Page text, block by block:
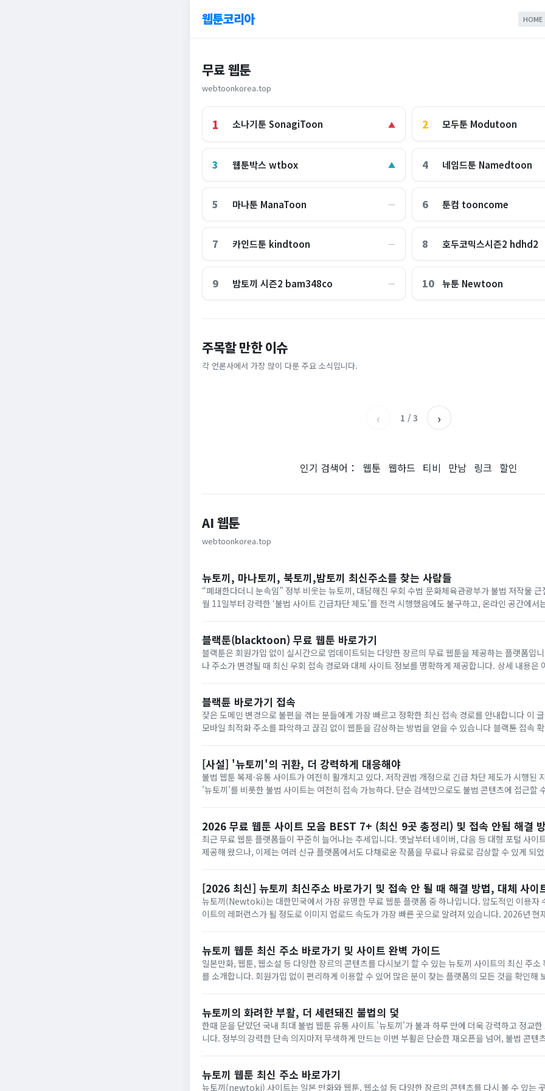
웹툰코리아 HOME
무료 웹툰
webtoonkorea.top
1 소나기툰 SonagiToon ▲ 2 모두툰 Modutoon
3 웹툰박스 wtbox ▲ 4 네임드툰 Namedtoon
5 마나툰 ManaToon ― 6 툰컴 tooncome
7 카인드툰 kindtoon ― 8 호두코믹스시즌2 hdhd2
9 밤토끼 시즌2 bam348co ― 10 뉴툰 Newtoon
주목할 만한 이슈
각 언론사에서 가장 많이 다룬 주요 소식입니다.
총리 영상에 "대체 뭐냐" 발칵‥日 배우도 "미친 짓"
MBC
“내 주식 진짜 상폐돼?” 마지막 경고장 ‘68건’ 무더
기 속출…주주들도 조마조마 [투자360]
‹ 1 / 3 ›
인기 검색어： 웹툰 웹하드 티비 만남 링크 할인
AI 웹툰
webtoonkorea.top
뉴토끼, 마나토끼, 북토끼,밤토끼 최신주소를 찾는 사람들
“폐쇄한다더니 눈속임” 정부 비웃는 뉴토끼, 대담해진 우회 수법 문화체육관광부가 불법 저작물
월 11일부터 강력한 ‘불법 사이트 긴급차단 제도’를 전격 시행했음에도 불구하고, 온라인 공간에서
블랙툰(blacktoon) 무료 웹툰 바로가기
블랙툰은 회원가입 없이 실시간으로 업데이트되는 다양한 장르의 무료 웹툰을 제공하는 플랫폼입니다. 접속이 차단
나 주소가 변경될 때 최신 우회 접속 경로와 대체 사이트 정보를 명확하게 제공합니다. 상세 내용은 아래에서 확인하세요.
블랙튠 바로가기 접속
잦은 도메인 변경으로 불편을 겪는 분들에게 가장 빠르고 정확한 최신 접속 경로를 안내합니다 이 글을 통해 현재 유효한
모바일 최적화 주소를 파악하고 끊김 없이 웹툰을 감상하는 방법을 얻을 수 있습니다 블랙튠 접속 확인하기 구분내용제
[사설] '뉴토끼'의 귀환, 더 강력하게 대응해야
불법 웹툰 복제·유통 사이트가 여전히 활개치고 있다. 저작권법 개정으로 긴급 차단 제도가 시행된
'뉴토끼'를 비롯한 불법 사이트는 여전히 접속 가능하다. 단순 검색만으로도 불법 콘텐츠에 접근할
2026 무료 웹툰 사이트 모음 BEST 7+ (최신 9곳 총정리) 및 접속 안됨 해결
최근 무료 웹툰 플랫폼들이 꾸준히 늘어나는 추세입니다. 옛날부터 네이버, 다음 등 대형 포털 사이
제공해 왔으나, 이제는 여러 신규 플랫폼에서도 다채로운 작품을 무료나 유료로 감상할 수 있게 되었습니다. 세
[2026 최신] 뉴토끼 최신주소 바로가기 및 접속 안 될 때 해결 방법, 대체 사이
뉴토끼(Newtoki)는 대한민국에서 가장 유명한 무료 웹툰 플랫폼 중 하나입니다. 압도적인 이용자
이트의 레퍼런스가 될 정도로 이미지 업로드 속도가 가장 빠른 곳으로 알려져 있습니다. 2026년 현
뉴토끼 웹툰 최신 주소 바로가기 및 사이트 완벽 가이드
일본만화, 웹툰, 웹소설 등 다양한 장르의 콘텐츠를 다시보기 할 수 있는 뉴토끼 사이트의 최신 주소
를 소개합니다. 회원가입 없이 편리하게 이용할 수 있어 많은 분이 찾는 플랫폼의 모든 것을 확인해 보세요. 뉴토
뉴토끼의 화려한 부활, 더 세련돼진 불법의 덫
한때 문을 닫았던 국내 최대 불법 웹툰 유통 사이트 '뉴토끼'가 불과 하루 만에 더욱 강력하고 정교
니다. 정부의 강력한 단속 의지마저 무색하게 만드는 이번 부활은 단순한 재오픈을 넘어, 불법 콘텐
뉴토끼 웹툰 최신 주소 바로가기
뉴토끼(newtoki) 사이트는 일본 만화와 웹툰, 웹소설 등 다양한 장르의 콘텐츠를 다시 볼 수 있는 곳입니다.